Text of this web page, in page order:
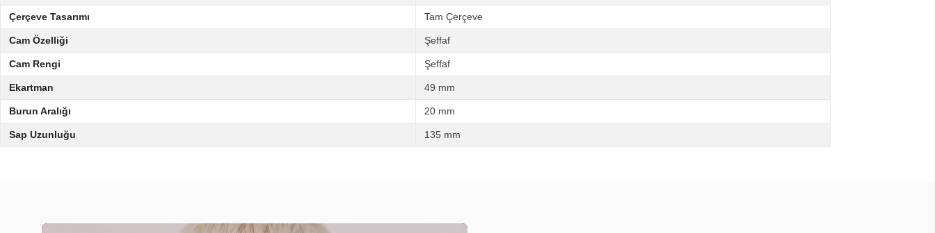
Çerçeve Tasarımı Tam Çerçeve
Cam Özelliği Şeffaf
Cam Rengi Şeffaf
Ekartman 49 mm
Burun Aralığı 20 mm
Sap Uzunluğu 135 mm